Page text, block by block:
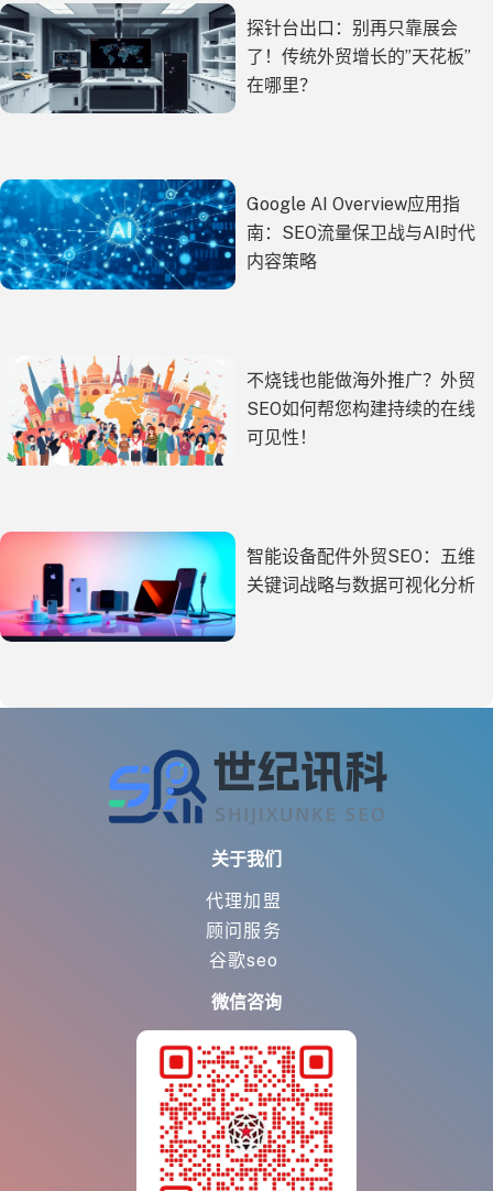
探针台出口：别再只靠展会
了！传统外贸增长的”天花板”
在哪里？
Google AI Overview应用指
南：SEO流量保卫战与AI时代
内容策略
不烧钱也能做海外推广？外贸
SEO如何帮您构建持续的在线
可见性！
智能设备配件外贸SEO：五维
关键词战略与数据可视化分析
关于我们
代理加盟
顾问服务
谷歌seo
微信咨询